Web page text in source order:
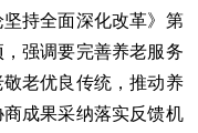
持全面深化改革》第
强调要完善养老服务
老优良传统，推动养
成果采纳落实反馈机